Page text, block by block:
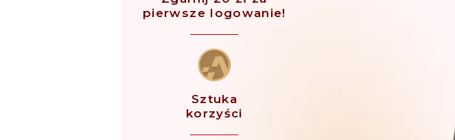
pierwsze logowanie!
Sztuka
korzyści